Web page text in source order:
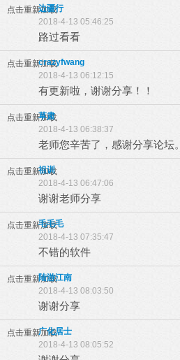
点击重新加载
边疆行
2018-4-13 05:46:25
路过看看
点击重新加载crazyfwang
2018-4-13 06:12:15
有更新啦，谢谢分享！！
点击重新加载
草肃
2018-4-13 06:38:37
老师您辛苦了，感谢分享论坛。
点击重新加载
祖训
2018-4-13 06:47:06
谢谢老师分享
点击重新加载
毛毛毛
2018-4-13 07:35:47
不错的软件
点击重新加载
陆游江南
2018-4-13 08:03:50
谢谢分享
点击重新加载
广化居士
2018-4-13 08:05:52